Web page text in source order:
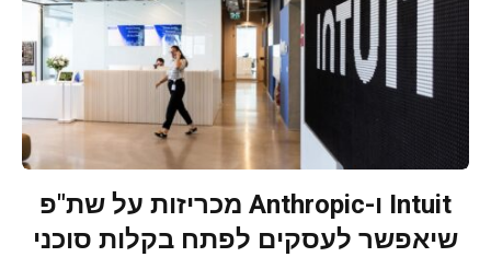
Intuit ו-Anthropic מכריזות על שת"פ
שיאפשר לעסקים לפתח בקלות סוכני